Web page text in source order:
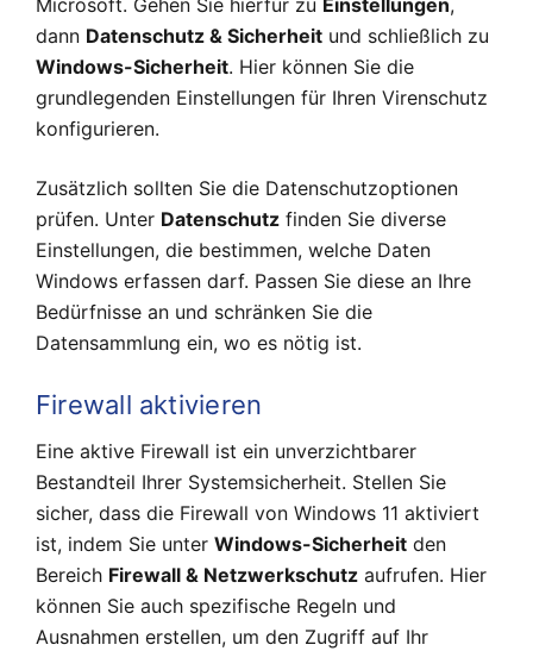
dann Datenschutz & Sicherheit und schließlich zu
Windows-Sicherheit. Hier können Sie die
grundlegenden Einstellungen für Ihren Virenschutz
konfigurieren.
Zusätzlich sollten Sie die Datenschutzoptionen
prüfen. Unter Datenschutz finden Sie diverse
Einstellungen, die bestimmen, welche Daten
Windows erfassen darf. Passen Sie diese an Ihre
Bedürfnisse an und schränken Sie die
Datensammlung ein, wo es nötig ist.
Firewall aktivieren
Eine aktive Firewall ist ein unverzichtbarer
Bestandteil Ihrer Systemsicherheit. Stellen Sie
sicher, dass die Firewall von Windows 11 aktiviert
ist, indem Sie unter Windows-Sicherheit den
Bereich Firewall & Netzwerkschutz aufrufen. Hier
können Sie auch spezifische Regeln und
Ausnahmen erstellen, um den Zugriff auf Ihr